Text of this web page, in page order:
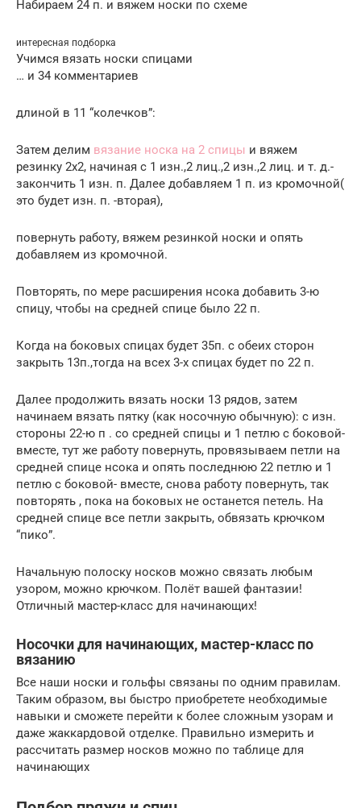
Набираем 24 п. и вяжем носки по схеме
интересная подборка
Учимся вязать носки спицами
… и 34 комментариев
длиной в 11 “колечков”:
Затем делим вязание носка на 2 спицы и вяжем
резинку 2х2, начиная с 1 изн.,2 лиц.,2 изн.,2 лиц. и т. д.-
закончить 1 изн. п. Далее добавляем 1 п. из кромочной(
это будет изн. п. -вторая),
повернуть работу, вяжем резинкой носки и опять
добавляем из кромочной.
Повторять, по мере расширения нсока добавить 3-ю
спицу, чтобы на средней спице было 22 п.
Когда на боковых спицах будет 35п. с обеих сторон
закрыть 13п.,тогда на всех 3-х спицах будет по 22 п.
Далее продолжить вязать носки 13 рядов, затем
начинаем вязать пятку (как носочную обычную): с изн.
стороны 22-ю п . со средней спицы и 1 петлю с боковой-
вместе, тут же работу повернуть, провязываем петли на
средней спице нсока и опять последнюю 22 петлю и 1
петлю с боковой- вместе, снова работу повернуть, так
повторять , пока на боковых не останется петель. На
средней спице все петли закрыть, обвязать крючком
“пико”.
Начальную полоску носков можно связать любым
узором, можно крючком. Полёт вашей фантазии!
Отличный мастер-класс для начинающих!
Носочки для начинающих, мастер-класс по
вязанию
Все наши носки и гольфы связаны по одним правилам.
Таким образом, вы быстро приобретете необходимые
навыки и сможете перейти к более сложным узорам и
даже жаккардовой отделке. Правильно измерить и
рассчитать размер носков можно по таблице для
начинающих